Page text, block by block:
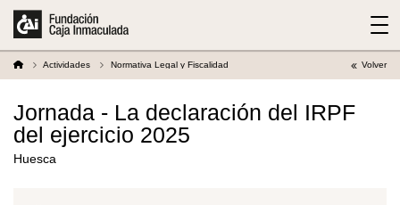
Actividades Normativa Legal y Fiscalidad Volver
Jornada - La declaración del IRPF
del ejercicio 2025
Huesca